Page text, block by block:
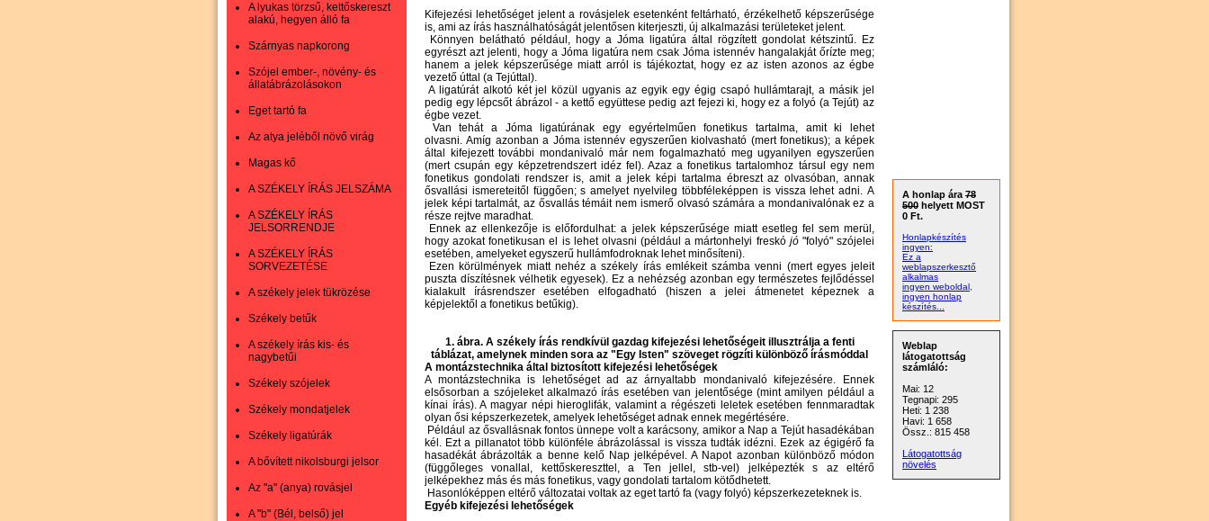
A lyukas törzsű, kettőskereszt
alakú, hegyen álló fa
Szárnyas napkorong
Szójel ember-, növény- és
állatábrázolásokon
Eget tartó fa
Az atya jeléből növő virág
Magas kő
A SZÉKELY ÍRÁS JELSZÁMA
A SZÉKELY ÍRÁS
JELSORRENDJE
A SZÉKELY ÍRÁS
SORVEZETÉSE
A székely jelek tükrözése
Székely betűk
A székely írás kis- és
nagybetűi
Székely szójelek
Székely mondatjelek
Székely ligatúrák
A bővített nikolsburgi jelsor
Az "a" (anya) rovásjel
A "b" (Bél, belső) jel
Kifejezési lehetőséget jelent a rovásjelek esetenként feltárható, érzékelhető képszerűsége
is, ami az írás használhatóságát jelentősen kiterjeszti, új alkalmazási területeket jelent.
Könnyen belátható például, hogy a Jóma ligatúra által rögzített gondolat kétszintű. Ez
egyrészt azt jelenti, hogy a Jóma ligatúra nem csak Jóma istennév hangalakját őrízte meg;
hanem a jelek képszerűsége miatt arról is tájékoztat, hogy ez az isten azonos az égbe
vezető úttal (a Tejúttal).
A ligatúrát alkotó két jel közül ugyanis az egyik egy égig csapó hullámtarajt, a másik jel
pedig egy lépcsőt ábrázol - a kettő együttese pedig azt fejezi ki, hogy ez a folyó (a Tejút) az
égbe vezet.
Van tehát a Jóma ligatúrának egy egyértelműen fonetikus tartalma, amit ki lehet
olvasni.Amíg azonban a Jóma istennév egyszerűen kiolvasható (mert fonetikus); a képek
által kifejezett további mondanivaló már nem fogalmazható meg ugyanilyen egyszerűen
(mert csupán egy képzetrendszert idéz fel). Azaz a fonetikus tartalomhoz társul egy nem
fonetikus gondolati rendszer is, amit a jelek képi tartalma ébreszt az olvasóban, annak
ősvallási ismereteitől függően; s amelyet nyelvileg többféleképpen is vissza lehet adni. A
jelek képi tartalmát, az ősvallás témáit nem ismerő olvasó számára a mondanivalónak ez a
része rejtve maradhat.
Ennek az ellenkezője is előfordulhat: a jelek képszerűsége miatt esetleg fel sem merül,
hogy azokat fonetikusan el is lehet olvasni (például a mártonhelyi freskó jó"folyó" szójelei
esetében, amelyeket egyszerű hullámfodroknak lehet minősíteni).
Ezen körülmények miatt nehéz a székely írás emlékeit számba venni (mert egyes jeleit
puszta díszítésnek vélhetik egyesek). Ez a nehézség azonban egy természetes fejlődéssel
kialakult írásrendszer esetében elfogadható (hiszen a jelei átmenetet képeznek a
képjelektől a fonetikus betűkig).
1. ábra. A székely írás rendkívül gazdag kifejezési lehetőségeit illusztrálja a fenti
táblázat, amelynek minden sora az "Egy Isten" szöveget rögzíti különböző írásmóddal
A montázstechnika által biztosított kifejezési lehetőségek
A montázstechnika is lehetőséget ad az árnyaltabb mondanivaló kifejezésére. Ennek
elsősorban a szójeleket alkalmazó írás esetében van jelentősége (mint amilyen például a
kínai írás). A magyar népi hieroglifák, valamint a régészeti leletek esetében fennmaradtak
olyan ősi képszerkezetek, amelyek lehetőséget adnak ennek megértésére.
Például az ősvallásnak fontos ünnepe volt a karácsony, amikor a Nap a Tejút hasadékában
kél. Ezt a pillanatot több különféle ábrázolással is vissza tudták idézni. Ezek az égigérő fa
hasadékát ábrázolták a benne kelő Nap jelképével. A Napot azonban különböző módon
(függőleges vonallal, kettőskereszttel, a Ten jellel, stb-vel) jelképezték s az eltérő
jelképekhez más és más fonetikus, vagy gondolati tartalom kötődhetett.
Hasonlóképpen eltérő változatai voltak az eget tartó fa (vagy folyó) képszerkezeteknek is.
Egyéb kifejezési lehetőségek
A honlap ára 78
500 helyett MOST
0 Ft.
Honlapkészítés
ingyen:
Ez a
weblapszerkesztő
alkalmas
ingyen weboldal,
ingyen honlap
készítés...
Weblap
látogatottság
számláló:
Mai: 12
Tegnapi: 295
Heti: 1 238
Havi: 1 658
Össz.: 815 458
Látogatottság
növelés